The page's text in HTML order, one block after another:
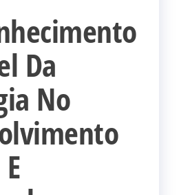
Da
No